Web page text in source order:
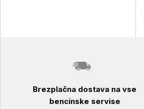
Brezplačna dostava na vse
bencinske servise